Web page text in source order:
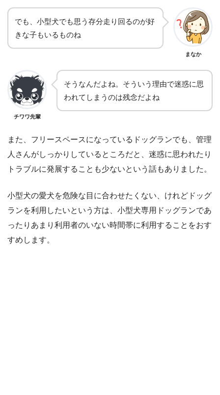
でも、小型犬でも思う存分走り回るのが好
きな子もいるものね
まなか
チワワ先輩
そうなんだよね。そういう理由で迷惑に思
われてしまうのは残念だよね
また、フリースペースになっているドッグランでも、管理
人さんがしっかりしているところだと、迷惑に思われたり
トラブルに発展することも少ないという話もありました。
小型犬の愛犬を危険な目に合わせたくない、けれどドッグ
ランを利用したいという方は、小型犬専用ドッグランであ
ったりあまり利用者のいない時間帯に利用することをおす
すめします。